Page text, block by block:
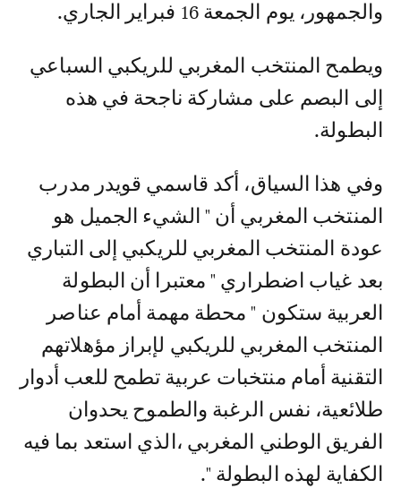
والجمهور، يوم الجمعة 16 فبراير الجاري.
ويطمح المنتخب المغربي للريكبي السباعي
إلى البصم على مشاركة ناجحة في هذه
البطولة.
وفي هذا السياق، أكد قاسمي قويدر مدرب
المنتخب المغربي أن " الشيء الجميل هو
عودة المنتخب المغربي للريكبي إلى التباري
بعد غياب اضطراري " معتبرا أن البطولة
العربية ستكون " محطة مهمة أمام عناصر
المنتخب المغربي للريكبي لإبراز مؤهلاتهم
التقنية أمام منتخبات عربية تطمح للعب أدوار
طلائعية، نفس الرغبة والطموح يحدوان
الفريق الوطني المغربي ،الذي استعد بما فيه
الكفاية لهذه البطولة ".